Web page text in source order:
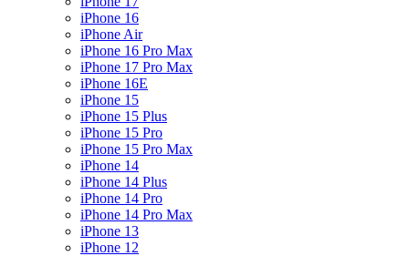
iPhone 16
iPhone Air
iPhone 16 Pro Max
iPhone 17 Pro Max
iPhone 16E
iPhone 15
iPhone 15 Plus
iPhone 15 Pro
iPhone 15 Pro Max
iPhone 14
iPhone 14 Plus
iPhone 14 Pro
iPhone 14 Pro Max
iPhone 13
iPhone 12